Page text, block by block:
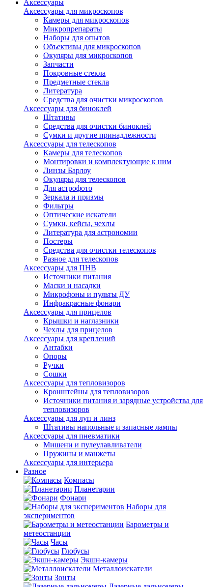
Аксессуары
Аксессуары для микроскопов
Камеры для микроскопов
Микропрепараты
Наборы для опытов
Объективы для микроскопов
Окуляры для микроскопов
Запчасти
Покровные стекла
Предметные стекла
Литература
Средства для очистки микроскопов
Аксессуары для биноклей
Штативы
Средства для очистки биноклей
Сумки и другие принадлежности
Аксессуары для телескопов
Камеры для телескопов
Монтировки и комплектующие к ним
Линзы Барлоу
Окуляры для телескопов
Для астрофото
Зеркала и призмы
Фильтры
Оптические искатели
Сумки, кейсы, чехлы
Литература для астрономии
Постеры
Средства для очистки телескопов
Разное для телескопов
Аксессуары для ПНВ
Источники питания
Маски и насадки
Микрофоны и пульты ДУ
Инфракрасные фонари
Аксессуары для прицелов
Крышки и наглазники
Чехлы для прицелов
Аксессуары для креплений
Антабки
Опоры
Ручки
Сошки
Аксессуары для тепловизоров
Кронштейны для тепловизоров
Источники питания и зарядные устройства для
тепловизоров
Аксессуары для луп и линз
Штативы напольные и запасные лампы
Аксессуары для пневматики
Мишени и пулеулавливатели
Пружины и манжеты
Аксессуары для интерьера
Разное
Компасы
Планетарии
Фонари
Наборы для
экспериментов
Барометры и
метеостанции
Часы
Глобусы
Экшн-камеры
Металлоискатели
Зонты